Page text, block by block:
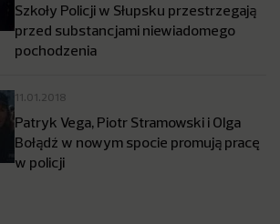
Szkoły Policji w Słupsku przestrzegają
przed substancjami niewiadomego
pochodzenia
11.01.2018
Patryk Vega, Piotr Stramowski i Olga
Bołądź w nowym spocie promują pracę
w policji